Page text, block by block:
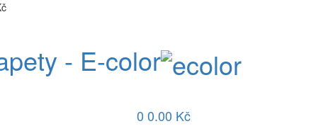
- E-color
0 0.00 Kč